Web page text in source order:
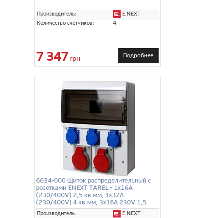
Производитель:
E.NEXT
Количество счётчиков:
4
7 347 грн Подробнее
6634-000 Щиток распределительный с
розетками ENEXT TAREL - 1х16A
(230/400V) 2,5 кв.мм, 1х32А
(230/400V) 4 кв.мм, 3х16А 230V 1,5
кв.мм,
Производитель:
E.NEXT